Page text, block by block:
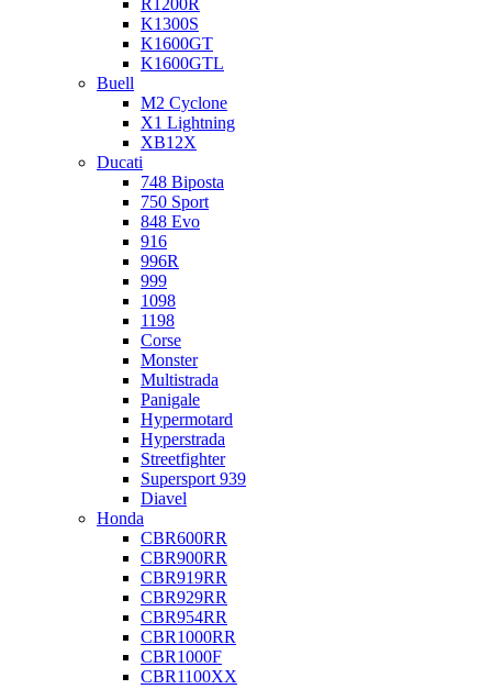
R1200R
K1300S
K1600GT
K1600GTL
Buell
M2 Cyclone
X1 Lightning
XB12X
Ducati
748 Biposta
750 Sport
848 Evo
916
996R
999
1098
1198
Corse
Monster
Multistrada
Panigale
Hypermotard
Hyperstrada
Streetfighter
Supersport 939
Diavel
Honda
CBR600RR
CBR900RR
CBR919RR
CBR929RR
CBR954RR
CBR1000RR
CBR1000F
CBR1100XX